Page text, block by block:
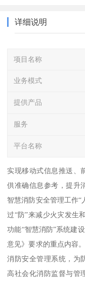
详细说明
项目名称
业务模式
提供产品
服务
平台名称
实现移动式信息推送、
供准确信息参考，提升
智慧消防安全管理工作“
过“防”来减少火灾发生
功能“智慧消防”系统建
意见》要求的重点内容
消防安全管理系统，为
高社会化消防监督与管